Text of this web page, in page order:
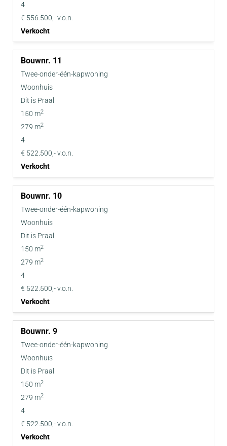
4
€ 556.500,- v.o.n.
Verkocht
11
Twee-onder-één-kapwoning
Woonhuis
Dit is Praal
150 m2
279 m2
4
€ 522.500,- v.o.n.
Verkocht
10
Twee-onder-één-kapwoning
Woonhuis
Dit is Praal
150 m2
279 m2
4
€ 522.500,- v.o.n.
Verkocht
9
Twee-onder-één-kapwoning
Woonhuis
Dit is Praal
150 m2
279 m2
4
€ 522.500,- v.o.n.
Verkocht